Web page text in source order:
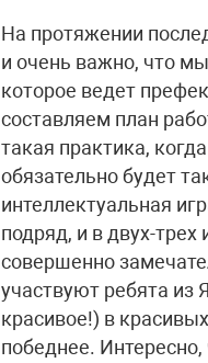
На протяжении
и очень важно, что
которое ведет
составляем план
такая практика,
обязательно будет
интеллектуальная
подряд, и в двух-трех
совершенно
участвуют ребята из
красивое!) в
победнее.